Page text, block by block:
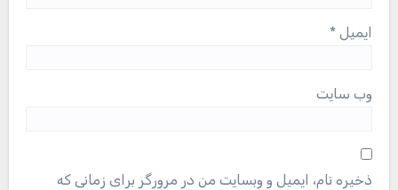
ایمیل *
وب‌ سایت
ذخیره نام، ایمیل و وبسایت من در مرورگر برای زمانی که